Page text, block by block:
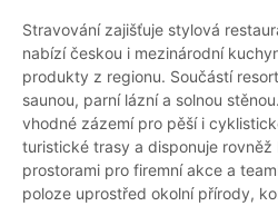
Stravování zajišťuje stylová
nabízí českou i mezinárodní
produkty z regionu. Součástí
saunou, parní lázní a solnou
vhodné zázemí pro pěší i
turistické trasy a disponuje rovněž
prostorami pro firemní akce a
poloze uprostřed okolní přírody,